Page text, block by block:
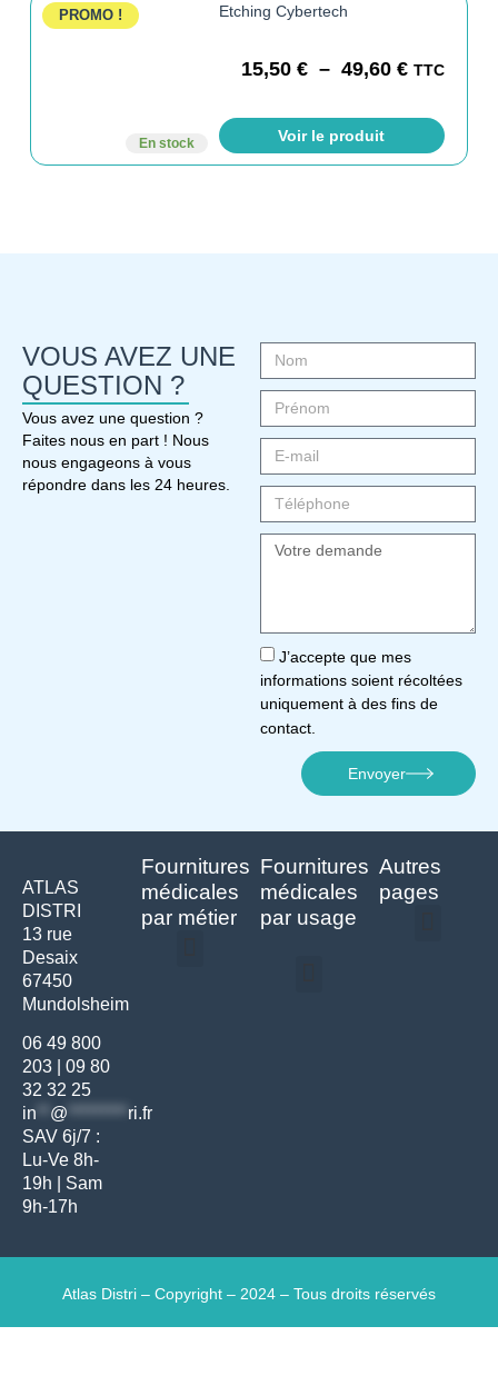
PROMO !
En stock
Etching Cybertech
15,50€ – 49,60€ TTC
Voir le produit
VOUS AVEZ UNE
QUESTION ?
Vous avez une question ?
Faites nous en part ! Nous
nous engageons à vous
répondre dans les 24 heures.
J’accepte que mes
informations soient récoltées
uniquement à des fins de
contact.
Envoyer
ATLAS
DISTRI
13 rue
Desaix
67450
Mundolsheim
06 49 800
203
09 80
32 32 25
in
@ ********* ri.fr
SAV 6j/7 :
Lu-Ve 8h-
19h | Sam
9h-17h
Fournitures
médicales
par métier
Fournitures
médicales
par usage
Autres
pages
Atlas Distri – Copyright – 2024 – Tous droits réservés